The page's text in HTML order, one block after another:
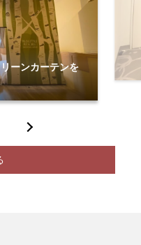
ーンカーテンを